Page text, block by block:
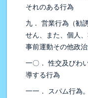
それのある行為
九． 営業行為（勧
せん、また、個人
事前運動その他政
一〇． 性交及びわ
導する行為
一一． スパム行為